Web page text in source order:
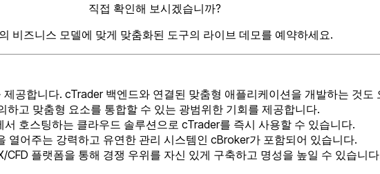
직접 확인해 보시겠습니까?
비즈니스 모델에 맞게 맞춤화된 도구의 라이브 데모를 예약하세요.
공합니다. cTrader 백엔드와 연결된 맞춤형 애플리케이션을 개발하는 것도
고 맞춤형 요소를 통합할 수 있는 광범위한 기회를 제공합니다.
호스팅하는 클라우드 솔루션으로 cTrader를 즉시 사용할 수 있습니다.
어주는 강력하고 유연한 관리 시스템인 cBroker가 포함되어 있습니다.
플랫폼을 통해 경쟁 우위를 자신 있게 구축하고 명성을 높일 수 있습니